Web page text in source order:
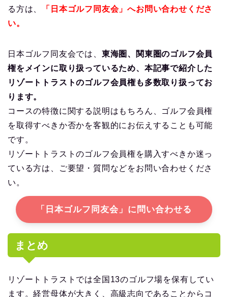
る方は、
「日本ゴルフ同友会」へお問い合わせくださ
い。
日本ゴルフ同友会では、 東海圏、関東圏のゴルフ会員
権をメインに取り扱っているため、本記事で紹介した
リゾートトラストのゴルフ会員権も多数取り扱ってお
ります。
コースの特徴に関する説明はもちろん、ゴルフ会員権
を取得すべきか否かを客観的にお伝えすることも可能
です。
リゾートトラストのゴルフ会員権を購入すべきか迷っ
ている方は、ご要望・質問などをお問い合わせくださ
い。
「日本ゴルフ同友会」に問い合わせる
まとめ
リゾートトラストでは全国13のゴルフ場を保有してい
ます。経営母体が大きく、高級志向であることからコ